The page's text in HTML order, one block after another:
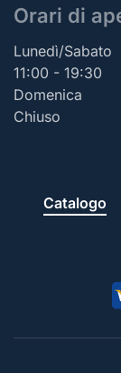
Orari di
Lunedì/Sabato
11:00 - 19:30
Domenica
Chiuso
Catalogo